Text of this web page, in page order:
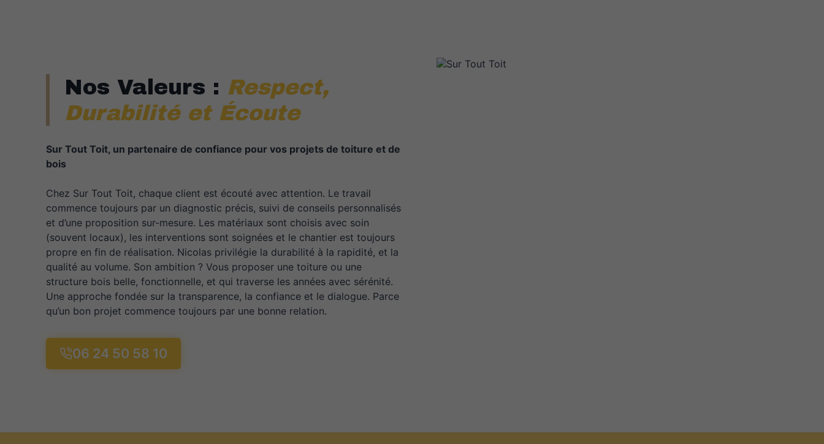
Nos Valeurs : Respect,
Durabilité et Écoute
Sur Tout Toit, un partenaire de confiance pour vos projets de toiture et de
bois
Chez Sur Tout Toit, chaque client est écouté avec attention. Le travail
commence toujours par un diagnostic précis, suivi de conseils personnalisés
et d’une proposition sur-mesure. Les matériaux sont choisis avec soin
(souvent locaux), les interventions sont soignées et le chantier est toujours
propre en fin de réalisation. Nicolas privilégie la durabilité à la rapidité, et la
qualité au volume. Son ambition ? Vous proposer une toiture ou une
structure bois belle, fonctionnelle, et qui traverse les années avec sérénité.
Une approche fondée sur la transparence, la confiance et le dialogue. Parce
qu’un bon projet commence toujours par une bonne relation.
06 24 50 58 10